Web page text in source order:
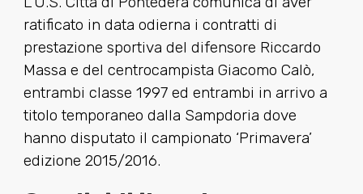
ratificato in data odierna i contratti di
prestazione sportiva del difensore Riccardo
Massa e del centrocampista Giacomo Calò,
entrambi classe 1997 ed entrambi in arrivo a
titolo temporaneo dalla Sampdoria dove
hanno disputato il campionato ‘Primavera’
edizione 2015/2016.